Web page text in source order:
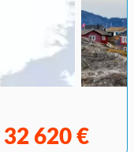
32 620 €